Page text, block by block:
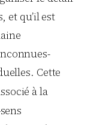
et qu’il est
Cette
à la